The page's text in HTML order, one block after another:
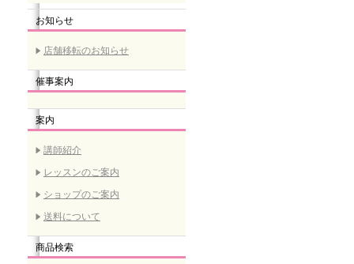
お知らせ
店舗移転のお知らせ
催事案内
案内
講師紹介
レッスンのご案内
ショップのご案内
送料について
商品検索